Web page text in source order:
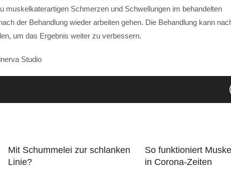
muskelkaterartigen Schmerzen und Schwellungen im behandelten
der Behandlung wieder arbeiten gehen. Die Behandlung kann
um das Ergebnis weiter zu verbessern.
Studio
Mit Schummelei zur schlanken
Linie?
So funktioniert
in Corona-Zeiten